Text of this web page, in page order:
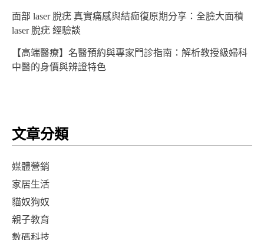
面部 laser 脫疣 真實痛感與結痂復原期分享：全臉大面積
laser 脫疣 經驗談
【高端醫療】名醫預約與專家門診指南：解析教授級婦科
中醫的身價與辨證特色
文章分類
媒體營銷
家居生活
貓奴狗奴
親子教育
數碼科技